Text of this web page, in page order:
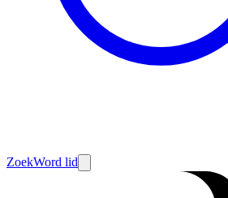
ZoekWord lid